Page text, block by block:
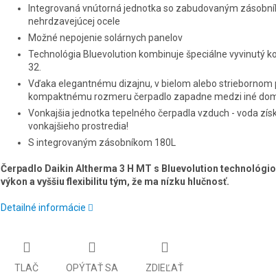
Integrovaná vnútorná jednotka so zabudovaným
nehrdzavejúcej ocele
Možné nepojenie solárnych panelov
Technológia Bluevolution kombinuje špeciálne vyvinutý
32.
Vďaka elegantnému dizajnu, v bielom alebo striebornom
kompaktnému rozmeru čerpadlo zapadne medzi iné
Vonkajšia jednotka tepelného čerpadla vzduch - voda
vonkajšieho prostredia!
S integrovaným zásobníkom 180L
Čerpadlo Daikin Altherma 3 H MT s Bluevolution
výkon a vyššiu flexibilitu tým, že ma nízku hlučnosť.
Detailné informácie
TLAČ OPÝTAŤ SA ZDIEĽAŤ